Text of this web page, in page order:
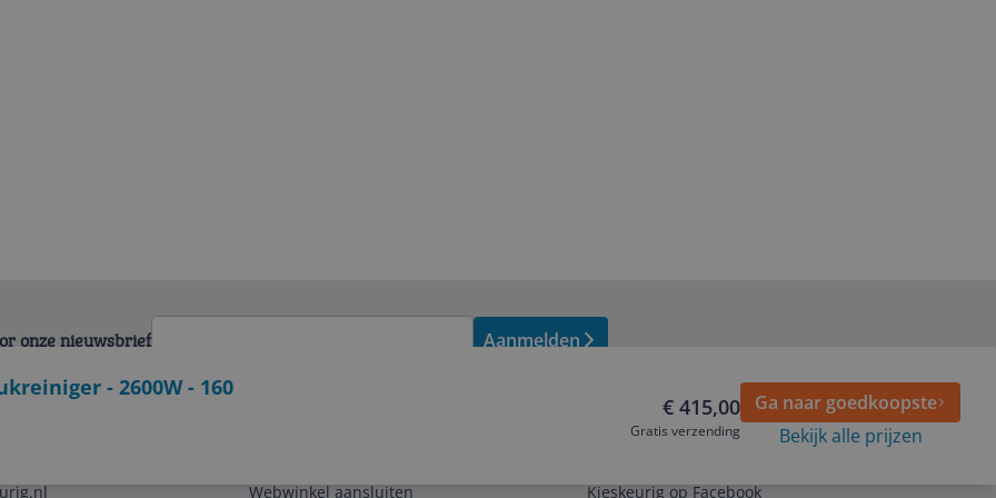
- 2600W - 160
€ 415,00
Gratis verzending
Ga naar goedkoopste
Bekijk alle prijzen
onze nieuwsbrief Aanmelden
Webwinkel aansluiten
Kieskeurig op Facebook